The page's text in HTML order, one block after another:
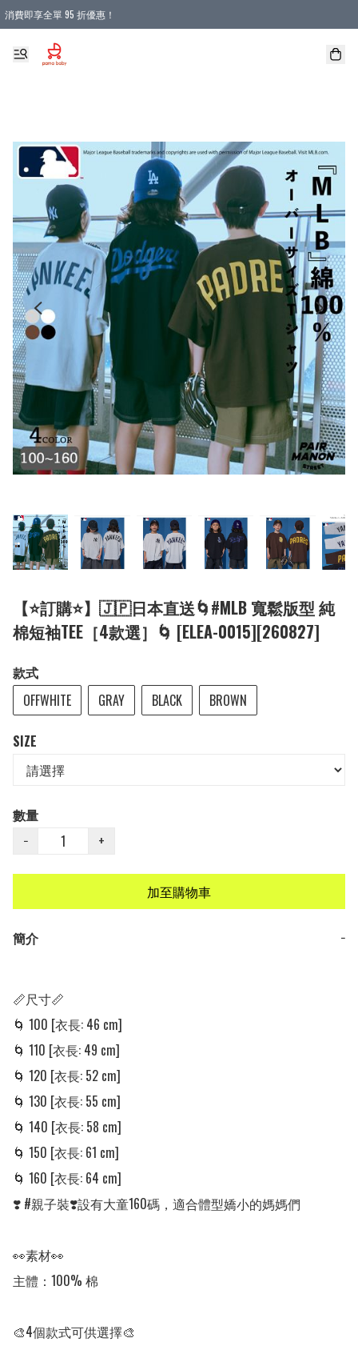
消費即享全單 95 折優惠！
購物滿 HKD 900.00即享免運費優惠！（適用於 本地送貨、本地取貨 )
【⭐訂購⭐】🇯🇵日本直送🌀#MLB 寬鬆版型 純
棉短袖TEE［4款選］🌀 [ELEA-0015][260827]
款式
OFFWHITE
GRAY BLACK BROWN
SIZE
數量
−
+
加至購物車
簡介 −
📏尺寸📏
🌀 100 [衣長: 46 cm]
🌀 110 [衣長: 49 cm]
🌀 120 [衣長: 52 cm]
🌀 130 [衣長: 55 cm]
🌀 140 [衣長: 58 cm]
🌀 150 [衣長: 61 cm]
🌀 160 [衣長: 64 cm]
❣️ #親子裝❣️設有大童160碼，適合體型嬌小的媽媽們
👀素材👀
主體：100% 棉
🎨4個款式可供選擇🎨